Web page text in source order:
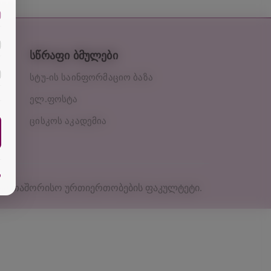
სწრაფი ბმულები
სტუ-ის საინფორმაციო ბაზა
ელ.ფოსტა
ცისკოს აკადემია
ურთიერთობების ფაკულტეტი.